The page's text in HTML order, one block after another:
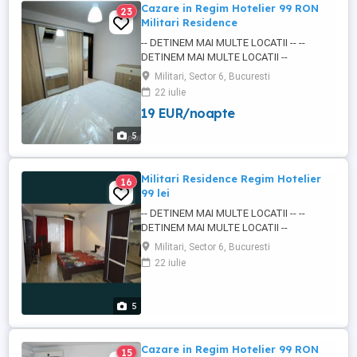
5
23
Cazare in Regim Hotelier 99 RON
Militari Residence
-- DETINEM MAI MULTE LOCATII -- --
DETINEM MAI MULTE LOCATII --
Garsoniera dubla 43 MP - POZE REALE
Arata EXACT ca in poze PRET - Pentru 2/3
ore - 99lei Pentru o zi - 150 Pentru mai mult
de 10 zile - 120 CHECK IN - pana la ora
Militari, Sector 6, Bucuresti
22 iulie
19 EUR/noapte
5
16
Militari Residence Regim Hotelier
99 lei
-- DETINEM MAI MULTE LOCATII -- --
DETINEM MAI MULTE LOCATII --
Garsoniera dubla 43 MP - POZE REALE
Arata EXACT ca in poze PRET - Pentru 2/3
ore - 99lei Pentru o zi - 150 Pentru mai mult
Militari, Sector 6, Bucuresti
22 iulie
15
Cazare in Regim Hotelier 99 RON